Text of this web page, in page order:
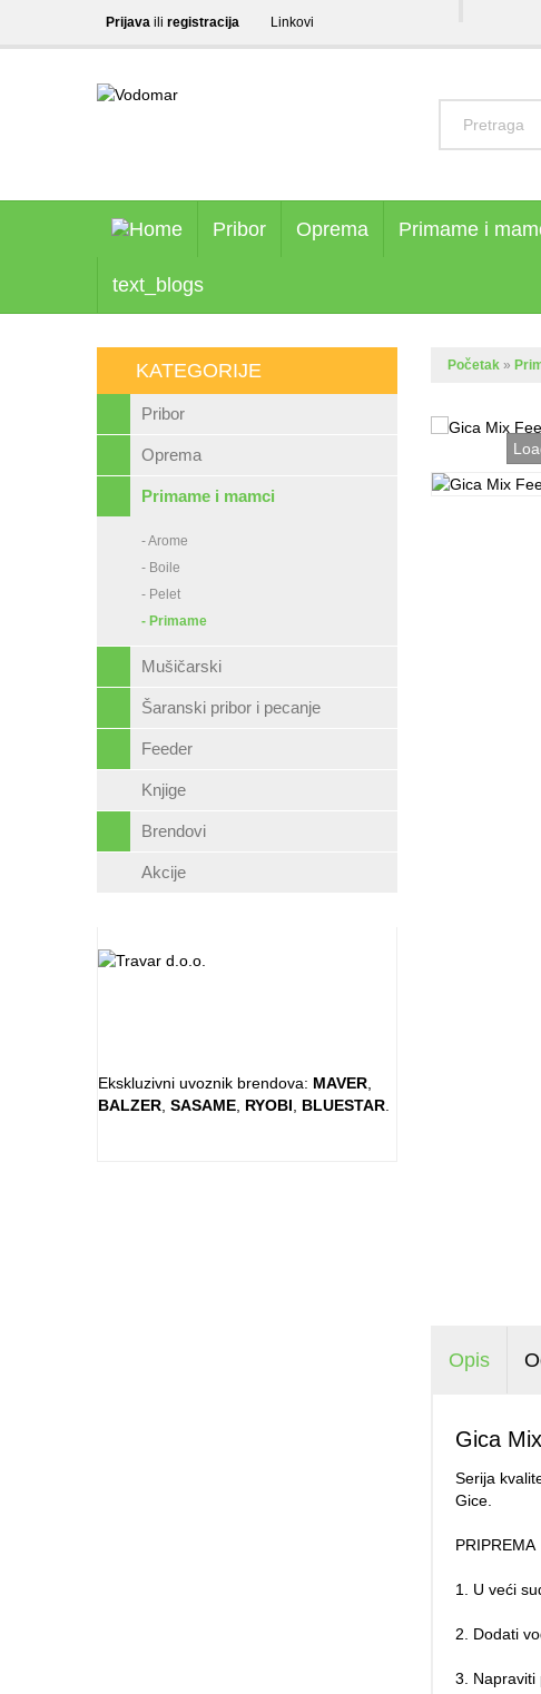
Prijava ili registracija Linkovi
Pribor Oprema Primame i
text_blogs
KATEGORIJE
Pribor
Oprema
Primame i mamci
- Arome
- Boile
- Pelet
- Primame
Mušičarski
Šaranski pribor i pecanje
Feeder
Knjige
Brendovi
Akcije
Ekskluzivni uvoznik brendova: MAVER
BALZER SASAME RYOBI BLUESTAR
Početak »
Opis
Gica
Serija
Gice.
PRIPREMA
1. U veći
2. Dodati
3. Napraviti